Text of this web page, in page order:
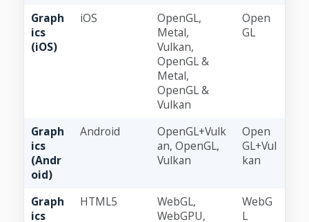
Graph
ics
(iOS)
iOS
OpenGL,
Metal,
Vulkan,
OpenGL &
Metal,
OpenGL &
Vulkan
Open
GL
Graph
ics
(Andr
oid)
Android
OpenGL+Vulk
an, OpenGL,
Vulkan
Open
GL+Vul
kan
Graph
ics
HTML5
WebGL,
WebGPU,
WebG
L